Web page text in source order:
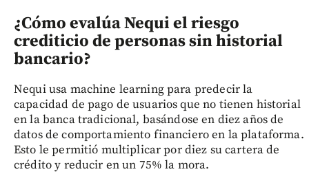
¿Cómo evalúa Nequi el riesgo
crediticio de personas sin historial
bancario?
Nequi usa machine learning para predecir la
capacidad de pago de usuarios que no tienen historial
en la banca tradicional, basándose en diez años de
datos de comportamiento financiero en la plataforma.
Esto le permitió multiplicar por diez su cartera de
crédito y reducir en un 75% la mora.